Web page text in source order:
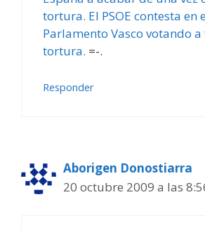
tortura. El PSOE contesta en
Parlamento Vasco votando
tortura. =-.
Responder
Aborigen Donostiarra
20 octubre 2009 a las